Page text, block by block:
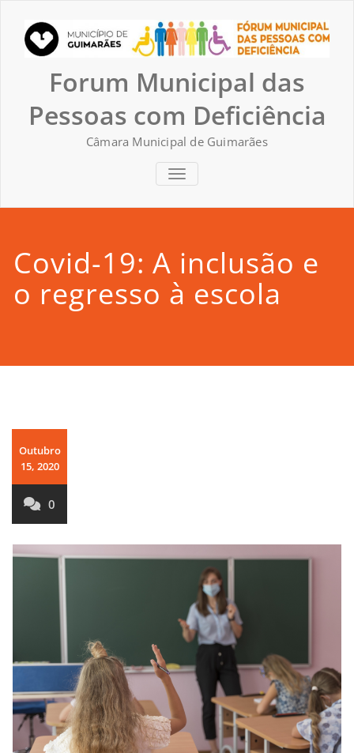
content
Forum Municipal das
Pessoas com Deficiência
Câmara Municipal de Guimarães
TOGGLE NAVIGATION
Covid-19: A inclusão e
o regresso à escola
Outubro
15, 2020
0